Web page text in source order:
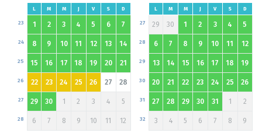
L M M J V S D
1
23 2 3 4 5 6 7
8
24 9 10 11 12 13 14
15
25 16 17 18 19 20 21
22
26 23 24 25 26 27 28
29
27 30 1 2 3 4 5
6
28 7 8 9 10 11 12
L M M J V S D
29
27 30 1 2 3 4 5
6
28 7 8 9 10 11 12
13
29 14 15 16 17 18 19
20
30 21 22 23 24 25 26
27
31 28 29 30 31 1 2
3
32 4 5 6 7 8 9